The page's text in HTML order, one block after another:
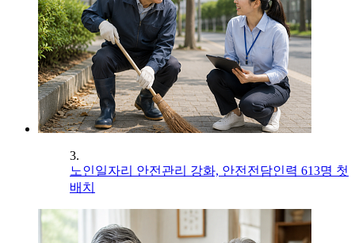
3.
노인일자리 안전관리 강화, 안전전담인력 613명 첫
배치